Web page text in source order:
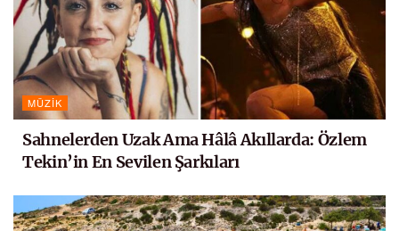
MÜZIK
Sahnelerden Uzak Ama Hâlâ Akıllarda: Özlem
Tekin’in En Sevilen Şarkıları